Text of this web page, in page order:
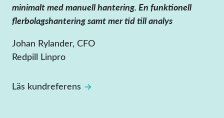
minimalt med manuell hantering. En funktionell
flerbolagshantering samt mer tid till analys
Johan Rylander, CFO
Redpill Linpro
Läs kundreferens